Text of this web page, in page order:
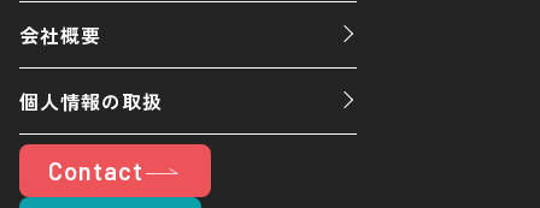
会社概要
個人情報の取扱
Contact